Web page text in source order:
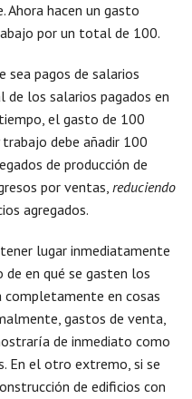
Ahora hacen un gasto
por un total de 100.
sea pagos de salarios
los salarios pagados en
el gasto de 100
debe añadir 100
de producción de
por ventas, reduciendo
agregados.
lugar inmediatamente
de en qué se gasten los
completamente en cosas
gastos de venta,
de inmediato como
En el otro extremo, si se
de edificios con